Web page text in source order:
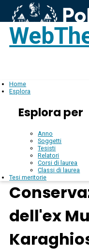
Home
Esplora
Esplora per
Anno
Soggetti
Tesisti
Relatori
Corsi di laurea
Classi di laurea
Tesi meritorie
dell'ex